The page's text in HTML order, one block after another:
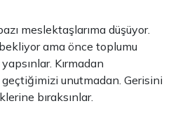
meslektaşlarıma düşüyor.
ama önce toplumu
Kırmadan
unutmadan. Gerisini
bıraksınlar.